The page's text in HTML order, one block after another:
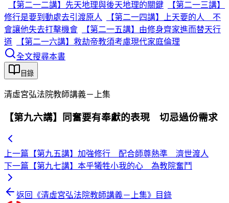
【第二一二講】先天地理與後天地理的關鍵
【第二一三講】
修行是要到動處去引渡原人
【第二一四講】上天要的人 不
會讓他失去打擊機會
【第二一五講】由修身齊家進而替天行
道
【第二一六講】救劫帝教須考慮現代家庭倫理
全文搜尋本書
目錄
清虛宮弘法院教師講義－上集
【第九六講】同奮要有奉獻的表現 切忌過份需求
上一篇 【第九五講】加強修行 配合師尊熱準 濟世渡人
下一篇 【第九七講】本乎犧牲小我的心 為教院奮鬥
返回《清虛宮弘法院教師講義－上集》目錄